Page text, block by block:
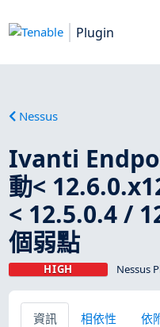
Plugin
Nessus
Ivanti
動<
< 12.5.0.4 /
個弱點
HIGH Nessus
資訊 相依性 依